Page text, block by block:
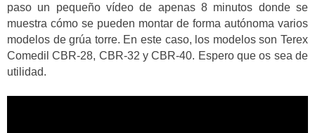
paso un pequeño vídeo de apenas 8 minutos donde se
muestra cómo se pueden montar de forma autónoma varios
modelos de grúa torre. En este caso, los modelos son Terex
Comedil CBR-28, CBR-32 y CBR-40. Espero que os sea de
utilidad.